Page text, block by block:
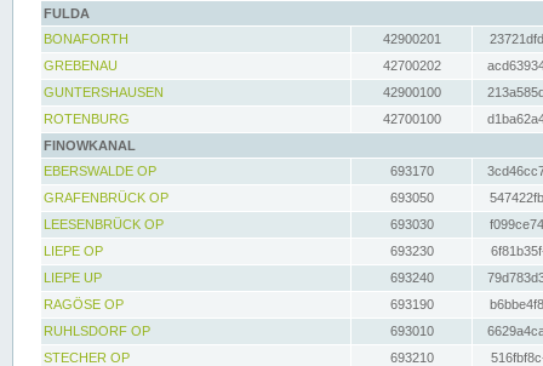
FULDA
BONAFORTH
42900201
GREBENAU
42700202
GUNTERSHAUSEN
42900100
ROTENBURG
42700100
FINOWKANAL
EBERSWALDE OP
693170
GRAFENBRÜCK OP
693050
LEESENBRÜCK OP
693030
LIEPE OP
693230
LIEPE UP
693240
RAGÖSE OP
693190
RUHLSDORF OP
693010
STECHER OP
693210